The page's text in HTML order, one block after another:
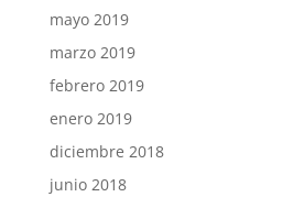
mayo 2019
marzo 2019
febrero 2019
enero 2019
diciembre 2018
junio 2018